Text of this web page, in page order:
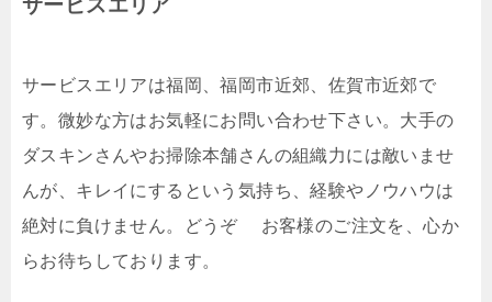
サービスエリア
サービスエリアは福岡、福岡市近郊、佐賀市近郊で
す。微妙な方はお気軽にお問い合わせ下さい。大手の
ダスキンさんやお掃除本舗さんの組織力には敵いませ
んが、キレイにするという気持ち、経験やノウハウは
絶対に負けません。どうぞ お客様のご注文を、心か
らお待ちしております。